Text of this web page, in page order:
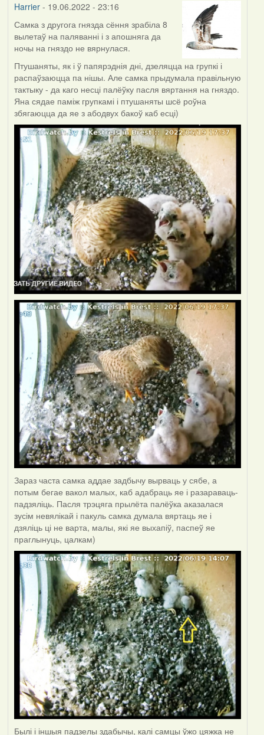
Harrier- 19.06.2022 - 23:16
Самка з другога гнязда сёння зрабіла 8
вылетаў на паляванні і з апошняга да
ночы на гняздо не вярнулася.
Птушаняты, як і ў папярэднія дні, дзеляцца на групкі і
распаўзаюцца па нішы. Але самка прыдумала правільную
тактыку - да каго несці палёўку пасля вяртання на гняздо.
Яна сядае паміж групкамі і птушаняты шсё роўна
збягаюцца да яе з абодвух бакоў каб есці)
Зараз часта самка аддае задбычу вырваць у сябе, а
потым бегае вакол малых, каб адабраць яе і разараваць-
падзяліць. Пасля трэцяга прылёта палёўка аказалася
зусім невялікай і пакуль самка думала вяртаць яе і
дзяліць ці не варта, малы, які яе выхапіў, паспеў яе
праглынуць, цалкам)
Былі і іншыя падзелы здабычы, калі самцы ўжо цяжка не